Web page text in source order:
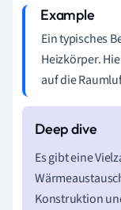
Ein typisches
Heizkörper.
auf die
Es gibt eine
Konstruktion